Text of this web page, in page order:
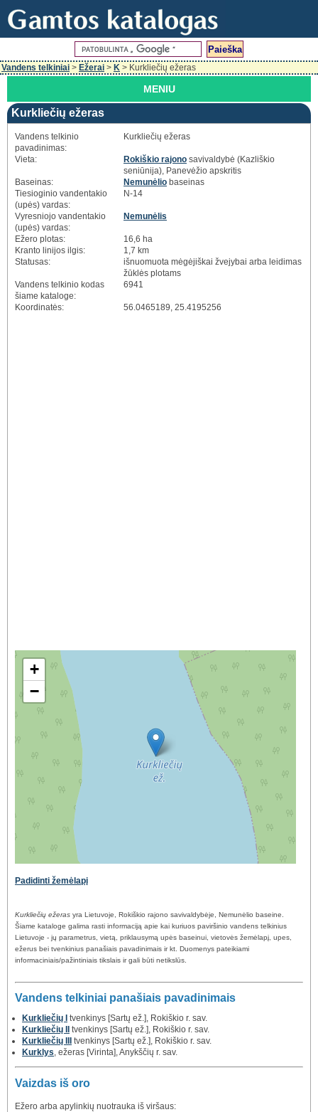
Vandens telkiniai > Ežerai > K > Kurkliečių ežeras
MENIU
Kurkliečių ežeras
Vandens telkinio
pavadinimas:
Kurkliečių ežeras
Vieta: Rokiškio rajono savivaldybė (Kazliškio
seniūnija), Panevėžio apskritis
Baseinas:
Nemunėlio baseinas
Tiesioginio vandentakio
(upės) vardas:
N-14
Vyresniojo vandentakio
(upės) vardas:
Nemunėlis
Ežero plotas:
16,6 ha
Kranto linijos ilgis:
1,7 km
Statusas:
išnuomuota mėgėjiškai žvejybai arba leidimas
žūklės plotams
Vandens telkinio kodas
šiame kataloge:
6941
Koordinatės: 56.0465189, 25.4195256
+
−
Padidinti žemėlapį
Kurkliečių ežeras yra Lietuvoje, Rokiškio rajono savivaldybėje, Nemunėlio baseine.
Šiame kataloge galima rasti informaciją apie kai kuriuos paviršinio vandens telkinius
Lietuvoje - jų parametrus, vietą, priklausymą upės baseinui, vietovės žemėlapį, upes,
ežerus bei tvenkinius panašiais pavadinimais ir kt. Duomenys pateikiami
informaciniais/pažintiniais tikslais ir gali būti netikslūs.
Vandens telkiniai panašiais pavadinimais
Kurkliečių I
tvenkinys [Sartų ež.], Rokiškio r. sav.
Kurkliečių II
tvenkinys [Sartų ež.], Rokiškio r. sav.
Kurkliečių III
tvenkinys [Sartų ež.], Rokiškio r. sav.
Kurklys, ežeras [Virinta], Anykščių r. sav.
Vaizdas iš oro
Ežero arba apylinkių nuotrauka iš viršaus: